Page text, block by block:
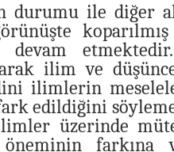
durumu ile diğer
devam
ilim ve
ilimlerin
edildiğini
üzerinde
öneminin